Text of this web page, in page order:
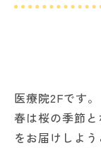
医療院2Fです。
春は桜の季節
をお届けしよう